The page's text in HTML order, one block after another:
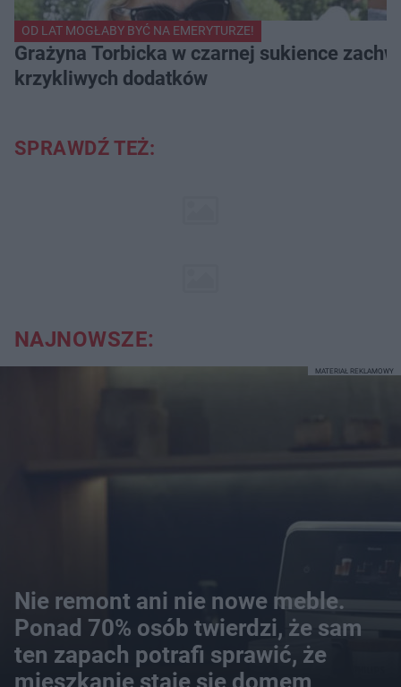
OD LAT MOGŁABY BYĆ NA EMERYTURZE!
Grażyna Torbicka w czarnej sukience
krzykliwych dodatków
SPRAWDŹ TEŻ:
NAJNOWSZE:
Nie remont ani nie nowe meble.
Ponad 70% osób twierdzi, że sam
ten zapach potrafi sprawić, że
MATERIAŁ REKLAMOWY